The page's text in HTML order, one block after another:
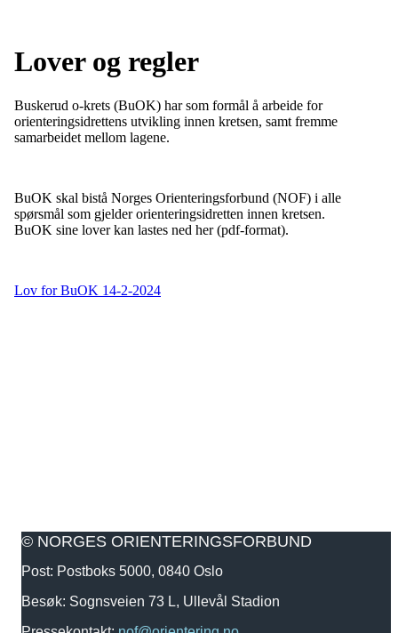
Lover og regler
Buskerud o-krets (BuOK) har som formål å arbeide for
orienteringsidrettens utvikling innen kretsen, samt fremme
samarbeidet mellom lagene.
BuOK skal bistå Norges Orienteringsforbund (NOF) i alle
spørsmål som gjelder orienteringsidretten innen kretsen.
BuOK sine lover kan lastes ned her (pdf-format).
Lov for BuOK 14-2-2024
© NORGES ORIENTERINGSFORBUND
Post: Postboks 5000, 0840 Oslo
Besøk: Sognsveien 73 L, Ullevål Stadion